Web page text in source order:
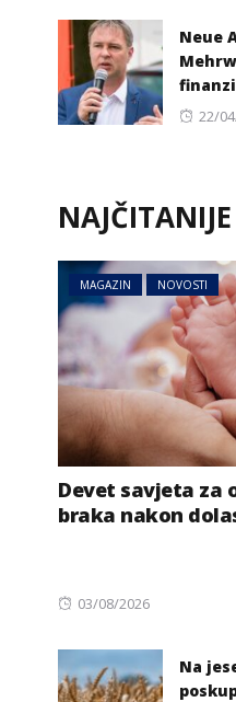
Neue
22/
NAJČITANIJE
MAGAZIN NOVOSTI
Devet savjeta za
braka nakon
Posted
03/08/2026
Na